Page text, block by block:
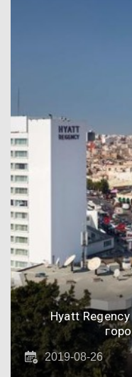
Hyatt
2019-08-26